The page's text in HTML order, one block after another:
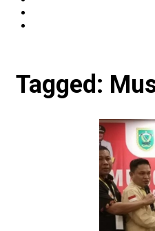
Tagged: